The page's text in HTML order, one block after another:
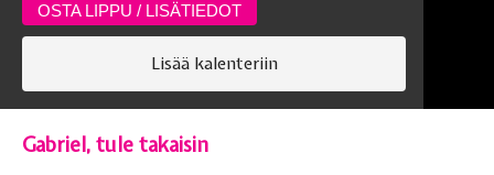
OSTA LIPPU / LISÄTIEDOT
Lisää kalenteriin
Gabriel, tule takaisin